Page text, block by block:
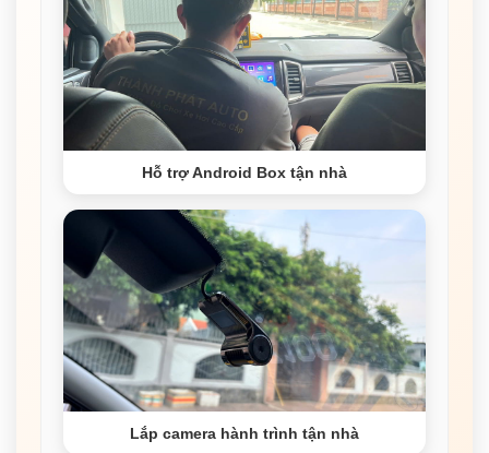
Hỗ trợ Android Box tận nhà
Lắp camera hành trình tận nhà